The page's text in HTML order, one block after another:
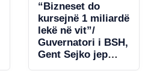
“Bizneset do
kursejnë 1 miliardë
lekë në vit”/
Guvernatori i BSH,
Gent Sejko jep